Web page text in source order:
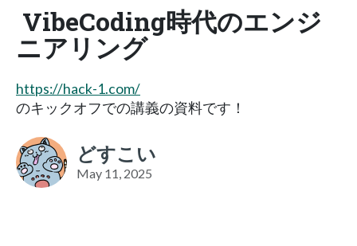
VibeCoding時代のエンジ
ニアリング
https://hack-1.com/
のキックオフでの講義の資料です！
どすこい
May 11, 2025